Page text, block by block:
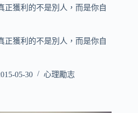
正獲利的不是別人，而是你自
正獲利的不是別人，而是你自
05-30 心理勵志